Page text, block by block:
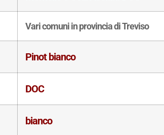
Vari comuni in provincia di Treviso
Pinot bianco
DOC
bianco